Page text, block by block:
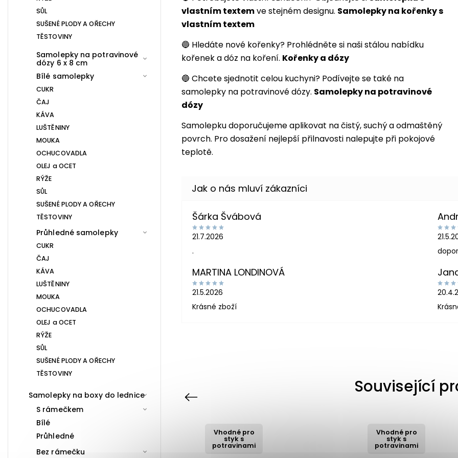
SŮL
SUŠENÉ PLODY A OŘECHY
TĚSTOVINY
Samolepky na potravinové
dózy 6 x 8 cm
Bílé samolepky
CUKR
ČAJ
KÁVA
LUŠTĚNINY
MOUKA
OCHUCOVADLA
OLEJ a OCET
RÝŽE
SŮL
SUŠENÉ PLODY A OŘECHY
TĚSTOVINY
Průhledné samolepky
CUKR
ČAJ
KÁVA
LUŠTĚNINY
MOUKA
OCHUCOVADLA
OLEJ a OCET
RÝŽE
SŮL
SUŠENÉ PLODY A OŘECHY
TĚSTOVINY
Samolepky na boxy do lednice
S rámečkem
Bílé
Průhledné
Bez rámečku
vlastním textemve stejném designu. Samolepky na kořenky s
vlastním textem
🔵 Hledáte nové kořenky? Prohlédněte si naši stálou nabídku
kořenek a dóz na koření. Kořenky a dózy
🔵 Chcete sjednotit celou kuchyni? Podívejte se také na
samolepky na potravinové dózy. Samolepky na potravinové
dózy
Samolepku doporučujeme aplikovat na čistý, suchý a odmaštěný
povrch. Pro dosažení nejlepší přilnavosti nalepujte při pokojové
teplotě.
Šárka Švábová
21.7.2026
.
MARTINA LONDINOVÁ
21.5.2026
Krásné zboží
Související
Previous
Vhodné pro
styk s
Vhodné pro
styk s
potravinami
Vhodné pro
styk s
potravinami